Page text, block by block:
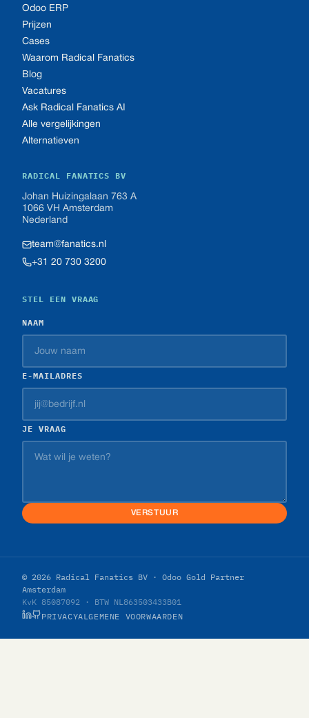
Odoo ERP
Prijzen
Cases
Waarom Radical Fanatics
Blog
Vacatures
Ask Radical Fanatics AI
Alle vergelijkingen
Alternatieven
RADICAL FANATICS BV
Johan Huizingalaan 763 A
1066 VH Amsterdam
Nederland
team@fanatics.nl
+31 20 730 3200
STEL EEN VRAAG
NAAM
E-MAILADRES
JE VRAAG
VERSTUUR
© 2026 Radical Fanatics BV · Odoo Gold Partner
Amsterdam
KvK 85087092 · BTW NL863503433B01
PRIVACYALGEMENE VOORWAARDEN